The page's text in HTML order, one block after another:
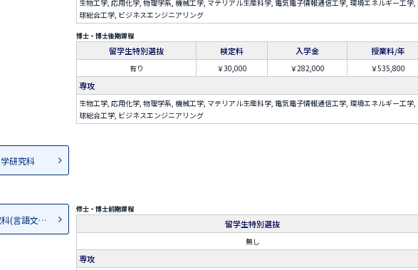
生物工学, 応用化学, 物理学系, 機械工学, マテリアル生産科学, 電気電子情報通信工学, 環境エネルギー工学,
球総合工学, ビジネスエンジニアリング
博士・博士後期課程
留学生特別選抜 検定料 入学金 授業料/年
有り ￥30,000 ￥282,000 ￥535,800
専攻
生物工学, 応用化学, 物理学系, 機械工学, マテリアル生産科学, 電気電子情報通信工学, 環境エネルギー工学,
球総合工学, ビジネスエンジニアリング
研究科
人文学研究科(言語文化学専攻）
修士・博士前期課程
留学生特別選抜
無し
専攻